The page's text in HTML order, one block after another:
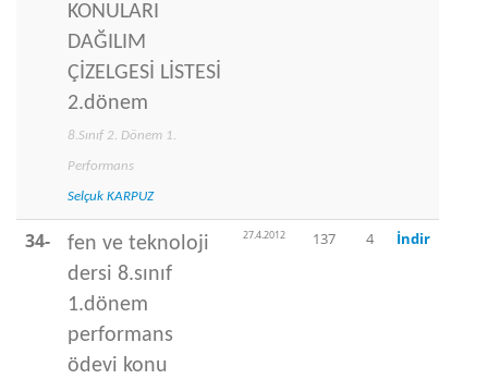
KONULARI
DAĞILIM
ÇİZELGESİ LİSTESİ
2.dönem
8.Sınıf 2. Dönem 1.
Performans
Selçuk KARPUZ
34-
fen ve teknoloji
dersi 8.sınıf
1.dönem
performans
ödevi konu
27.4.2012 137 4 İndir